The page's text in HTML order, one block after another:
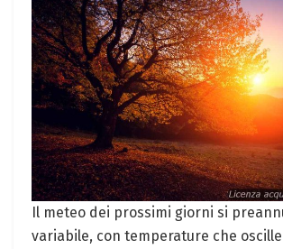
Il‌ meteo dei​ prossimi giorni si
variabile, con temperature che